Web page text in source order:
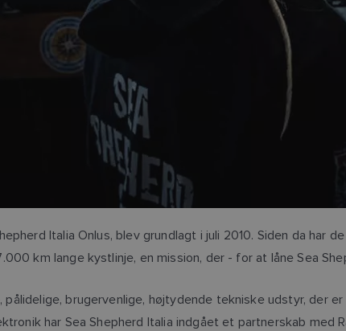
Italia Onlus, blev grundlagt i juli 2010. Siden da
km lange kystlinje, en mission, der - for at låne Sea
brugervenlige, højtydende tekniske udstyr, der
har Sea Shepherd Italia indgået et partnerskab med